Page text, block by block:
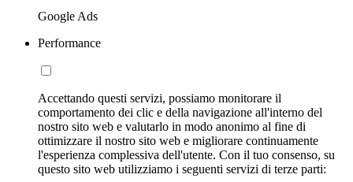
Google Ads
Performance
Accettando questi servizi, possiamo monitorare il
comportamento dei clic e della navigazione all'interno del
nostro sito web e valutarlo in modo anonimo al fine di
ottimizzare il nostro sito web e migliorare continuamente
l'esperienza complessiva dell'utente. Con il tuo consenso, su
questo sito web utilizziamo i seguenti servizi di terze parti: